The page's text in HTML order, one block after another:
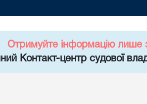
Отримуйте інформацію лише
Контакт-центр судової